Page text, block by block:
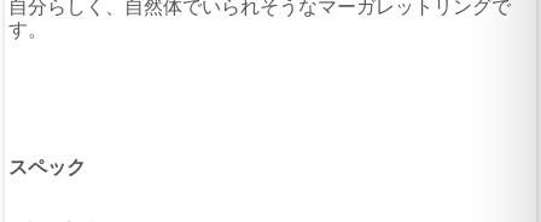
自分らしく、自然体でいられそうなマーガレットリングで
す。
スペック